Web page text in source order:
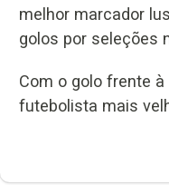
melhor marcador
golos por seleções
Com o golo frente
futebolista mais